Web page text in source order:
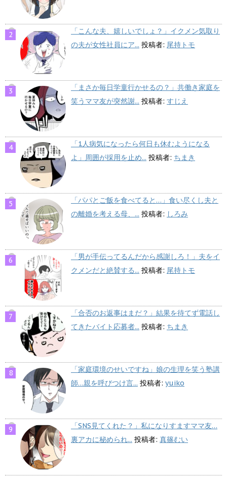
「こんな夫、嬉しいでしょ？」イクメン気取り
の夫が女性社員にア... 投稿者: 尾持トモ
「まさか毎日学童行かせるの？」共働き家庭を
笑うママ友が突然謝... 投稿者: すじえ
「1人病気になったら何日も休むようになる
よ」周囲が採用を止め... 投稿者: ちまき
「パパとご飯を食べてると…」食い尽くし夫と
の離婚を考える母、... 投稿者: しろみ
「男が手伝ってるんだから感謝しろ！」夫をイ
クメンだと絶賛する... 投稿者: 尾持トモ
「合否のお返事はまだ？」結果を待てず電話し
てきたバイト応募者... 投稿者: ちまき
「家庭環境のせいですね」娘の生理を笑う塾講
師…親を呼びつけ言... 投稿者: yuiko
「SNS見てくれた？」私になりすますママ友…
裏アカに秘められ... 投稿者: 真篠むい